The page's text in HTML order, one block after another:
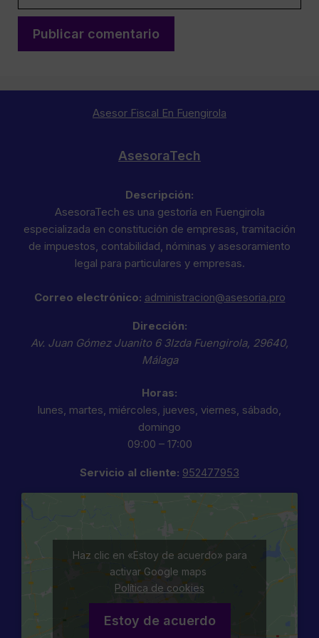
Asesor Fiscal En Fuengirola
AsesoraTech
Descripción:
AsesoraTech es una gestoría en Fuengirola
especializada en constitución de empresas, tramitación
de impuestos, contabilidad, nóminas y asesoramiento
legal para particulares y empresas.
Correo electrónico: administracion@asesoria.pro
Dirección:
Av. Juan Gómez Juanito 6 3Izda Fuengirola, 29640,
Málaga
Horas:
lunes, martes, miércoles, jueves, viernes, sábado,
domingo
09:00 – 17:00
Servicio al cliente: 952477953
Haz clic en «Estoy de acuerdo» para
activar Google maps
Política de cookies
Estoy de acuerdo